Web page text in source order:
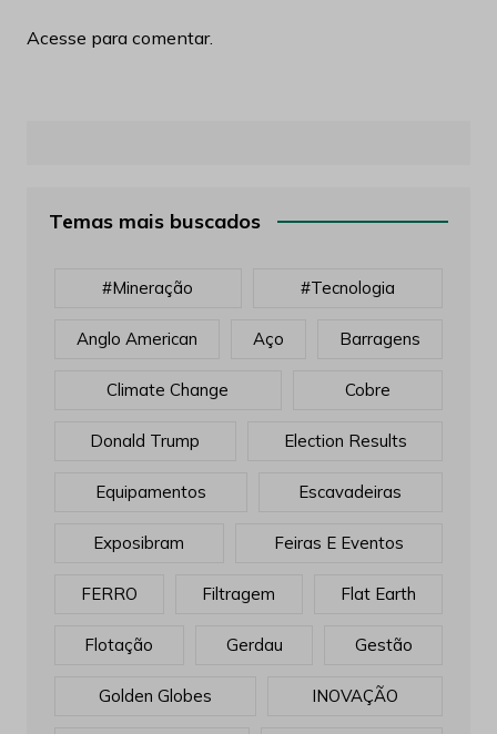
Acesse para comentar.
Temas mais buscados
#mineração #tecnologia
Anglo American Aço Barragens
Climate Change Cobre
Donald Trump Election Results
Equipamentos Escavadeiras
Exposibram Feiras E Eventos
FERRO Filtragem Flat Earth
Flotação Gerdau Gestão
Golden Globes INOVAÇÃO